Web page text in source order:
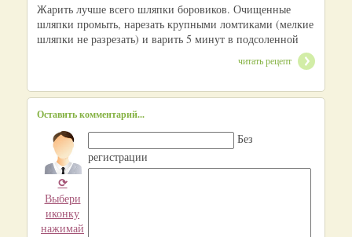
Жарить лучше всего шляпки боровиков. Очищенные
шляпки промыть, нарезать крупными ломтиками (мелкие
шляпки не разрезать) и варить 5 минут в подсоленной
читать рецепт
Оставить комментарий...
⟳
Выбери
иконку
нажимай
Без
регистрации